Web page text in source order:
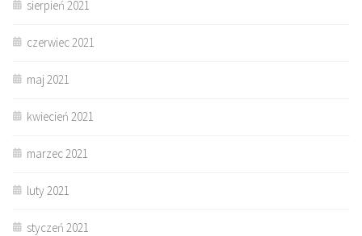
sierpień 2021
czerwiec 2021
maj 2021
kwiecień 2021
marzec 2021
luty 2021
styczeń 2021